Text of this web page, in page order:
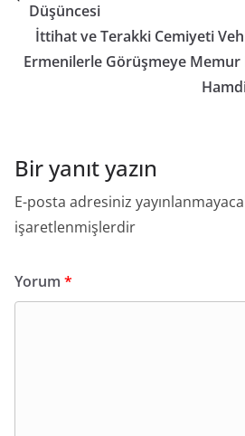
Düşüncesi
İttihat ve Terakki Cemiyeti
Ermenilerle Görüşmeye Memur
Bir yanıt yazın
E-posta adresiniz
işaretlenmişlerdir
Yorum *